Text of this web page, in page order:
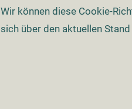
Wir können diese Cookie-
sich über den aktuellen